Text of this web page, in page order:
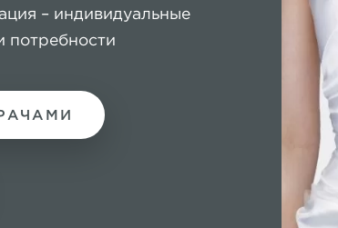
– индивидуальные
потребности